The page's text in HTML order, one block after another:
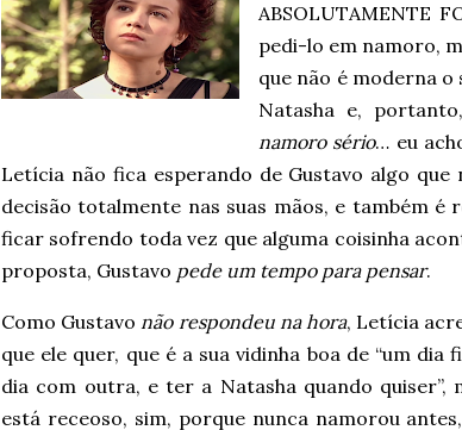
ABSOLUTAMENTE
pedi-lo em namoro,
que não é moderna
Natasha e,
namoro sério… eu
Letícia não fica esperando de Gustavo algo
decisão totalmente nas suas mãos, e também é
ficar sofrendo toda vez que alguma coisinha
proposta, Gustavo pede um tempo para pensar.
Como Gustavonão respondeu na hora, Letícia
que ele quer, que é a sua vidinha boa de “um
dia com outra, e ter a Natasha quando quiser”,
está receoso, sim, porque nunca namorou